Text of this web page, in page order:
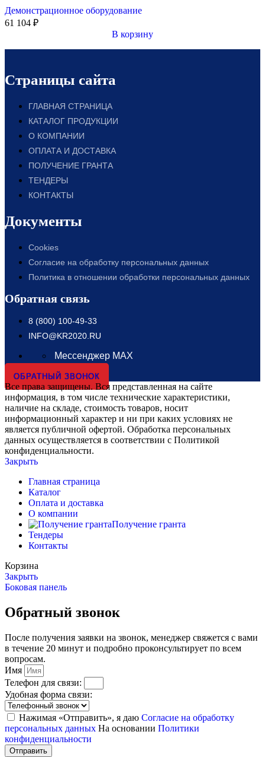
Демонстрационное оборудование
61 104 ₽
В корзину
Страницы сайта
ГЛАВНАЯ СТРАНИЦА
КАТАЛОГ ПРОДУКЦИИ
О КОМПАНИИ
ОПЛАТА И ДОСТАВКА
ПОЛУЧЕНИЕ ГРАНТА
ТЕНДЕРЫ
КОНТАКТЫ
Документы
Cookies
Согласие на обработку персональных данных
Политика в отношении обработки персональных данных
Обратная связь
8 (800) 100-49-33
INFO@KR2020.RU
Мессенджер MAX
ОБРАТНЫЙ ЗВОНОК
Все права защищены. Вся представленная на сайте
информация, в том числе технические характеристики,
наличие на складе, стоимость товаров, носит
информационный характер и ни при каких условиях не
является публичной офертой. Обработка персональных
данных осуществляется в соответствии с Политикой
конфиденциальности.
Закрыть
Главная страница
Каталог
Оплата и доставка
О компании
Получение гранта
Тендеры
Контакты
Корзина
Закрыть
Боковая панель
Обратный звонок
После получения заявки на звонок, менеджер свяжется с вами
в течение 20 минут и подробно проконсультирует по всем
вопросам.
Имя
Телефон для связи:
Удобная форма связи:
Нажимая «Отправить», я даю Согласие на обработку
персональных данных На основании Политики
конфиденциальности
Отправить